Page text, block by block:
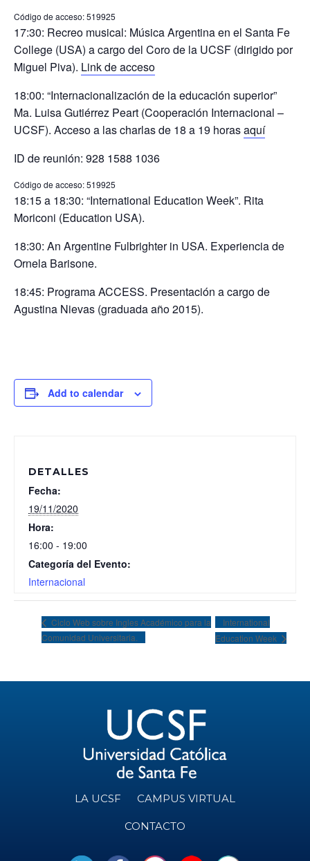
Código de acceso: 519925
17:30: Recreo musical: Música Argentina en el Santa Fe
College (USA) a cargo del Coro de la UCSF (dirigido por
Miguel Piva). Link de acceso
18:00: “Internacionalización de la educación superior”
Ma. Luisa Gutiérrez Peart (Cooperación Internacional –
UCSF). Acceso a las charlas de 18 a 19 horasaquí
ID de reunión: 928 1588 1036
Código de acceso: 519925
18:15 a 18:30: “International Education Week”. Rita
Moriconi (Education USA).
18:30: An Argentine Fulbrighter in USA. Experiencia de
Ornela Barisone.
18:45: Programa ACCESS. Presentación a cargo de
Agustina Nievas (graduada año 2015).
Add to calendar
DETALLES
Fecha:
19/11/2020
Hora:
16:00 - 19:00
Categoría del Evento:
Internacional
Ciclo Web sobre Ingles Académico para la
Comunidad Universitaria.
International
Education Week
LA UCSF CAMPUS VIRTUAL
CONTACTO